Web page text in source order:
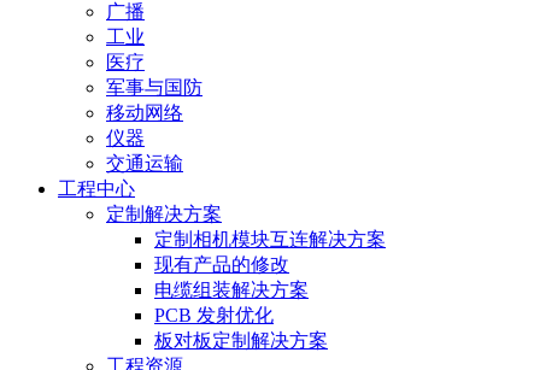
广播
工业
医疗
军事与国防
移动网络
仪器
交通运输
工程中心
定制解决方案
定制相机模块互连解决方案
现有产品的修改
电缆组装解决方案
PCB 发射优化
板对板定制解决方案